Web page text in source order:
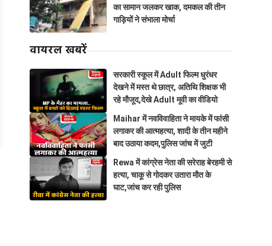
का सामान जलकर खाक, दमकल की तीन
गाड़ियों ने संभाला मोर्चा
वायरल खबरें
सरकारी स्कूल में Adult फिल्म धुरंधर
देखने में मस्त थे छात्र, अतिथि शिक्षक भी
रहे मौजूद,देखे Adult मूवी का वीडियो
Maihar में नवविवाहिता ने मायके में फांसी
लगाकर की आत्महत्या, शादी के तीन महीने
बाद उठाया कदम,पुलिस जांच में जुटी
Rewa में कांग्रेस नेता की सरेराह बेरहमी से
हत्या, चाकू से गोदकर उतारा मौत के
घाट,जांच कर रही पुलिस